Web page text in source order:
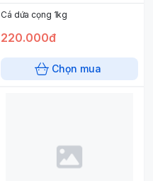
Cá dứa cọng 1kg
220.000đ
Chọn mua